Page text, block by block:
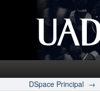
DSpace Principal →